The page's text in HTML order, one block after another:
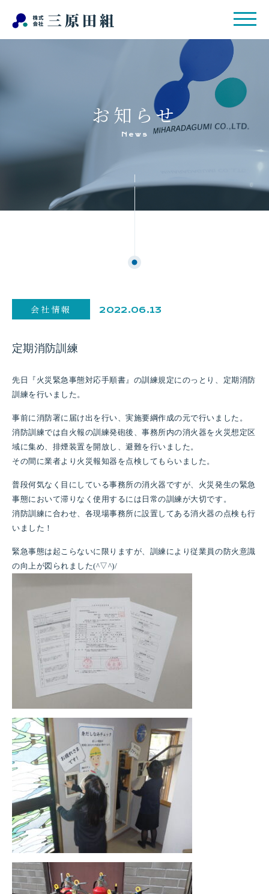
お知らせ
News
会社情報 2022.06.13
定期消防訓練
先日『火災緊急事態対応手順書』の訓練規定にのっとり、定期消防
訓練を行いました。
事前に消防署に届け出を行い、実施要綱作成の元で行いました。
消防訓練では自火報の訓練発砲後、事務所内の消火器を火災想定区
域に集め、排煙装置を開放し、避難を行いました。
その間に業者より火災報知器を点検してもらいました。
普段何気なく目にしている事務所の消火器ですが、火災発生の緊急
事態において滞りなく使用するには日常の訓練が大切です。
消防訓練に合わせ、各現場事務所に設置してある消火器の点検も行
いました！
緊急事態は起こらないに限りますが、訓練により従業員の防火意識
の向上が図られました(^▽^)/